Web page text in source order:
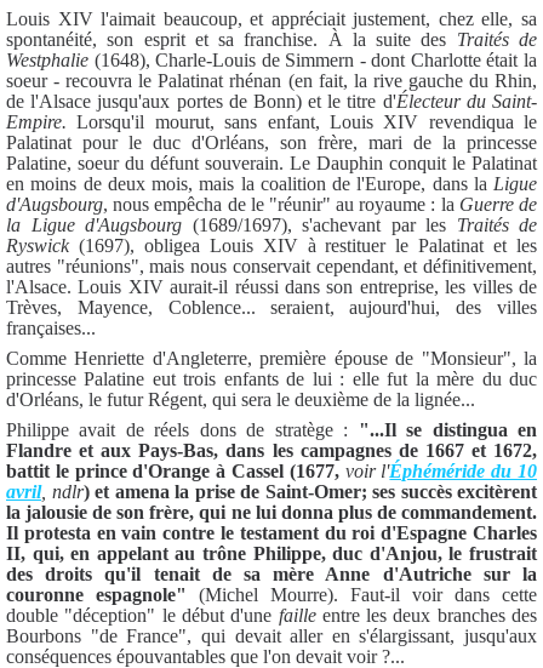
Louis XIV l'aimait beaucoup, et appréciait justement, chez elle, sa
spontanéité, son esprit et sa franchise. À la suite des Traités de
Westphalie (1648), Charle-Louis de Simmern - dont Charlotte était la
soeur - recouvra le Palatinat rhénan (en fait, la rive gauche du Rhin,
de l'Alsace jusqu'aux portes de Bonn) et le titre d'Électeur du Saint-
Empire. Lorsqu'il mourut, sans enfant, Louis XIV revendiqua le
Palatinat pour le duc d'Orléans, son frère, mari de la princesse
Palatine, soeur du défunt souverain. Le Dauphin conquit le Palatinat
en moins de deux mois, mais la coalition de l'Europe, dans la Ligue
d'Augsbourg, nous empêcha de le "réunir" au royaume : la Guerre de
la Ligue d'Augsbourg (1689/1697), s'achevant par les Traités de
Ryswick (1697), obligea Louis XIV à restituer le Palatinat et les
autres "réunions", mais nous conservait cependant, et définitivement,
l'Alsace. Louis XIV aurait-il réussi dans son entreprise, les villes de
Trèves, Mayence, Coblence... seraient, aujourd'hui, des villes
françaises...
Comme Henriette d'Angleterre, première épouse de "Monsieur", la
princesse Palatine eut trois enfants de lui : elle fut la mère du duc
d'Orléans, le futur Régent, qui sera le deuxième de la lignée...
Philippe avait de réels dons de stratège : "...Il se distingua en
Flandre et aux Pays-Bas, dans les campagnes de 1667 et 1672,
battit le prince d'Orange à Cassel (1677, voir l'Éphéméride du 10
avril, ndlr) et amena la prise de Saint-Omer; ses succès excitèrent
la jalousie de son frère, qui ne lui donna plus de commandement.
Il protesta en vain contre le testament du roi d'Espagne Charles
II, qui, en appelant au trône Philippe, duc d'Anjou, le frustrait
des droits qu'il tenait de sa mère Anne d'Autriche sur la
couronne espagnole" (Michel Mourre). Faut-il voir dans cette
double "déception" le début d'une failleentre les deux branches des
Bourbons "de France", qui devait aller en s'élargissant, jusqu'aux
conséquences épouvantables que l'on devait voir ?...